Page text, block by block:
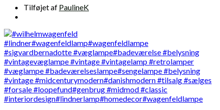
Tilføjet af PaulineK